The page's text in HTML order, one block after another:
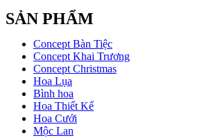
SẢN PHẨM
Concept Bàn Tiệc
Concept Khai Trương
Concept Christmas
Hoa Lụa
Bình hoa
Hoa Thiết Kế
Hoa Cưới
Mộc Lan